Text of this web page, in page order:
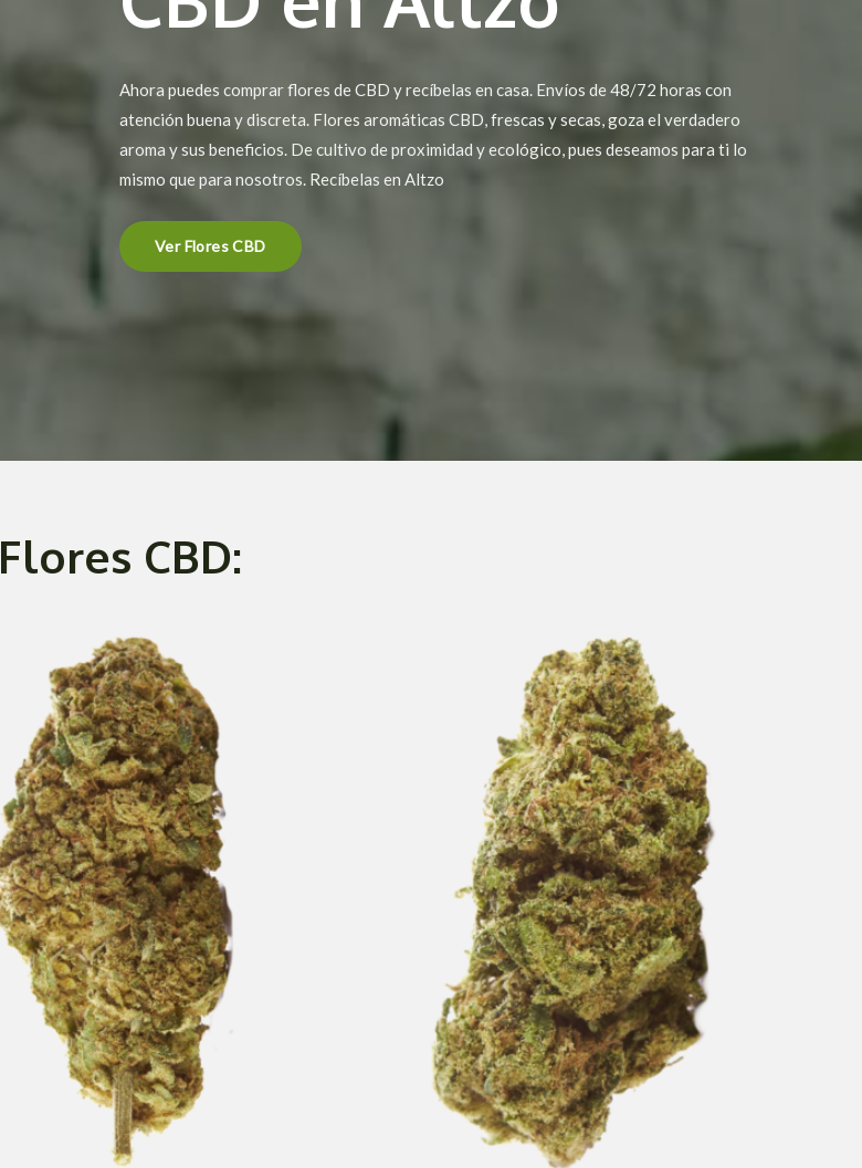
Ahora puedes comprar flores de CBD y recíbelas en casa. Envíos de 48/72 horas con
atención buena y discreta. Flores aromáticas CBD, frescas y secas, goza el verdadero
aroma y sus beneficios. De cultivo de proximidad y ecológico, pues deseamos para ti lo
mismo que para nosotros. Recíbelas en Altzo
Ver Flores CBD
Flores CBD: